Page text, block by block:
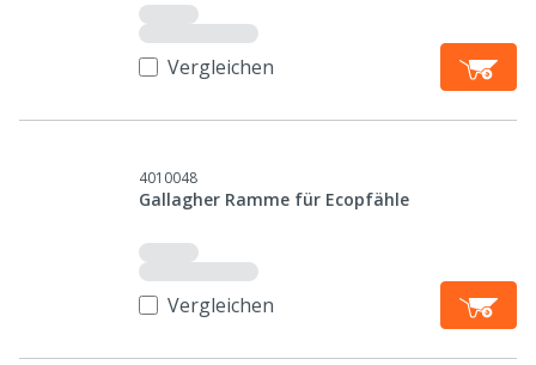
Vergleichen
4010048
Gallagher Ramme für Ecopfähle
Vergleichen